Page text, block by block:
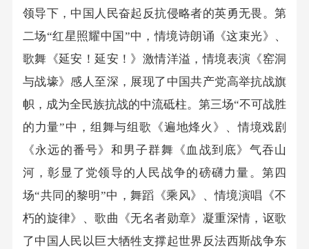
领导下，中国人民奋起反抗侵略者的英勇无畏。第
二场“红星照耀中国”中，情境诗朗诵《这束光》、
歌舞《延安！延安！》激情洋溢，情境表演《窑洞
与战壕》感人至深，展现了中国共产党高举抗战旗
帜，成为全民族抗战的中流砥柱。第三场“不可战胜
的力量”中，组舞与组歌《遍地烽火》、情境戏剧
《永远的番号》和男子群舞《血战到底》气吞山
河，彰显了党领导的人民战争的磅礴力量。第四
场“共同的黎明”中，舞蹈《乘风》、情境演唱《不
朽的旋律》、歌曲《无名者勋章》凝重深情，讴歌
了中国人民以巨大牺牲支撑起世界反法西斯战争东